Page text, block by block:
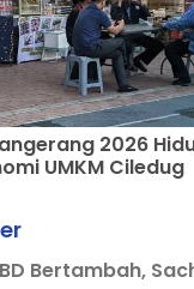
2026
UMKM Ciledug
Bertambah,